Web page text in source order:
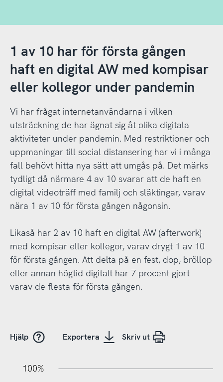
1 av 10 har för första gången
haft en digital AW med kompisar
eller kollegor under pandemin
Vi har frågat internetanvändarna i vilken
utsträckning de har ägnat sig åt olika digitala
aktiviteter under pandemin. Med restriktioner och
uppmaningar till social distansering har vi i många
fall behövt hitta nya sätt att umgås på. Det märks
tydligt då närmare 4 av 10 svarar att de haft en
digital videoträff med familj och släktingar, varav
nära 1 av 10 för första gången någonsin.
Likaså har 2 av 10 haft en digital AW (afterwork)
med kompisar eller kollegor, varav drygt 1 av 10
för första gången. Att delta på en fest, dop, bröllop
eller annan högtid digitalt har 7 procent gjort
varav de flesta för första gången.
Hjälp Exportera Skriv ut
100%